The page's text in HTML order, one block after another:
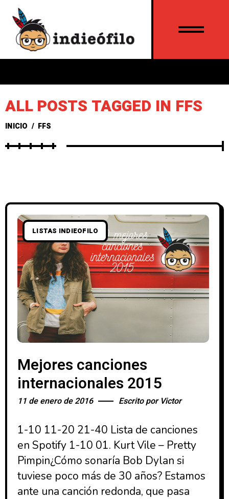
ALL POSTS TAGGED IN FFS
INICIO / FFS
LISTAS INDIEOFILO
Mejores canciones
internacionales 2015
11 de enero de 2016 Escrito por Victor
1-10 11-20 21-40 Lista de canciones
en Spotify 1-10 01. Kurt Vile – Pretty
Pimpin¿Cómo sonaría Bob Dylan si
tuviese poco más de 30 años? Estamos
ante una canción redonda, que pasa